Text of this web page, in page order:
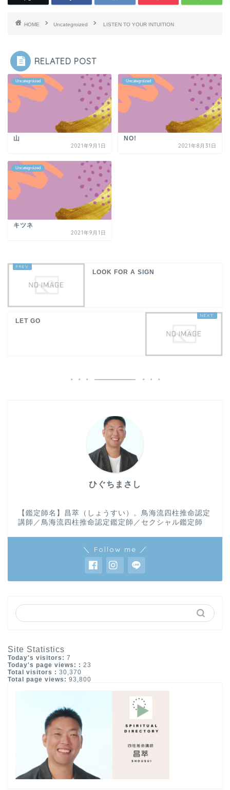
HOME Uncategroized LISTEN TO YOUR INTUITION
RELATED POST
Uncategroized
山
2021年9月1日
Uncategroized
NO!
2021年8月31日
Uncategroized
キツネ
2021年9月1日
LOOK FOR A SIGN
LET GO
ひぐちまさし
【鑑定師名】昌萃（しょうすい）。鳥海流四柱推命認定
講師／鳥海流四柱推命認定鑑定師／セクシャル鑑定師
＼ Follow me ／
Site Statistics
Today's visitors: 7
Today's page views: : 23
Total visitors : 30,370
Total page views: 93,800